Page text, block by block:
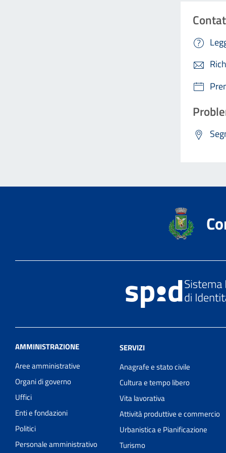
AMMINISTRAZIONE
Aree amministrative
Organi di governo
Uffici
Enti e fondazioni
Politici
Personale amministrativo
SERVIZI
Anagrafe e stato civile
Cultura e tempo libero
Vita lavorativa
Attività produttive e commercio
Urbanistica e Pianificazione
Turismo